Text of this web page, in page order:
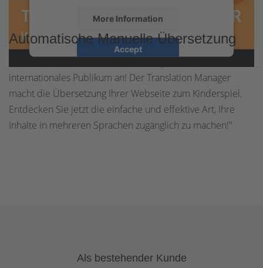
More Information
Accept
powered byUsercentrics Consent
Management Platform &eRecht24
Automatische Manuelle Übersetzung
internationales Publikum an! Der Translation Manager
macht die Übersetzung Ihrer Webseite zum Kinderspiel.
Entdecken Sie jetzt die einfache und effektive Art, Ihre
Inhalte in mehreren Sprachen zugänglich zu machen!"
Als bestehender Kunde